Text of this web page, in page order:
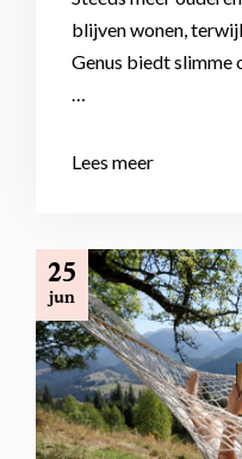
blijven wonen,
Genus biedt slimme
…
Lees meer
25
jun